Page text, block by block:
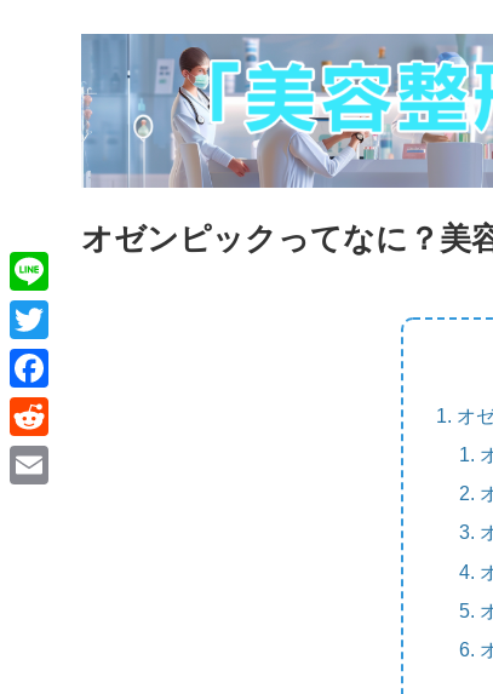
オゼンピックってなに？美
オ
L
i
n
e
T
w
i
t
F
a
c
R